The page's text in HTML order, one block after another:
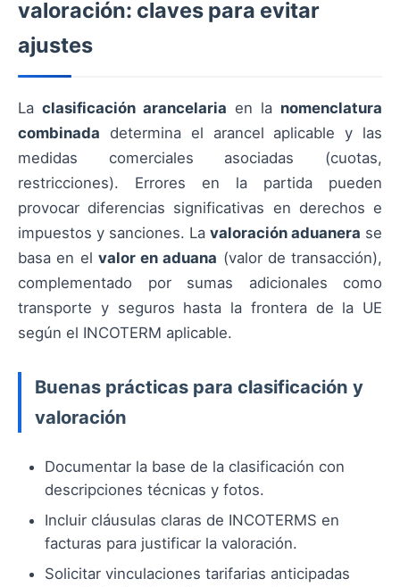
valoración: claves para evitar
ajustes
La clasificación arancelaria en la nomenclatura
combinada determina el arancel aplicable y las
medidas comerciales asociadas (cuotas,
restricciones). Errores en la partida pueden
provocar diferencias significativas en derechos e
impuestos y sanciones. La valoración aduanera se
basa en el valor en aduana (valor de transacción),
complementado por sumas adicionales como
transporte y seguros hasta la frontera de la UE
según el INCOTERM aplicable.
Buenas prácticas para clasificación y
valoración
Documentar la base de la clasificación con
descripciones técnicas y fotos.
Incluir cláusulas claras de INCOTERMS en
facturas para justificar la valoración.
Solicitar vinculaciones tarifarias anticipadas